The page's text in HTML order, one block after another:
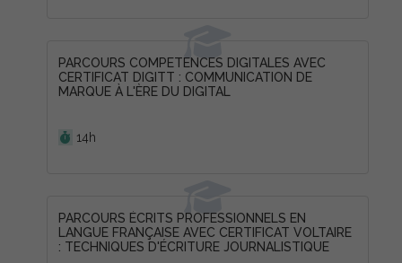
PARCOURS COMPETENCES DIGITALES AVEC
CERTIFICAT DIGITT : COMMUNICATION DE
MARQUE À L'ÈRE DU DIGITAL
14h
PARCOURS ÉCRITS PROFESSIONNELS EN
LANGUE FRANÇAISE AVEC CERTIFICAT VOLTAIRE
: TECHNIQUES D'ÉCRITURE JOURNALISTIQUE